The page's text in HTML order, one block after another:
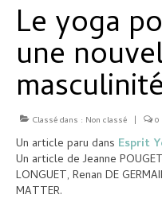
Cours
Ateliers et stages
Massages et sauna
Planning
Inscriptions et tarifs
Contact
Le yoga
une
masculinité
Classé dans : Non classé | 0
Un article paru dans Esprit
Un article de Jeanne
LONGUET, Renan DE
MATTER.